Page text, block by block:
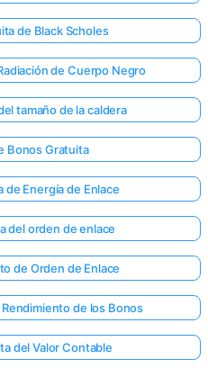
de Black Scholes
de Cuerpo Negro
tamaño de la caldera
Bonos Gratuita
de Energía de Enlace
del orden de enlace
de Orden de Enlace
de los Bonos
del Valor Contable